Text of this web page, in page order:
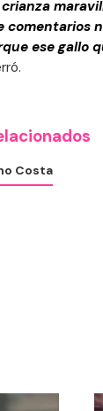
crianza
comentarios
ese gallo
Costa